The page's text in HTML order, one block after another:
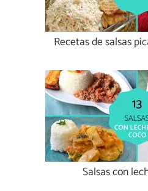
Recetas de salsas
Salsas con